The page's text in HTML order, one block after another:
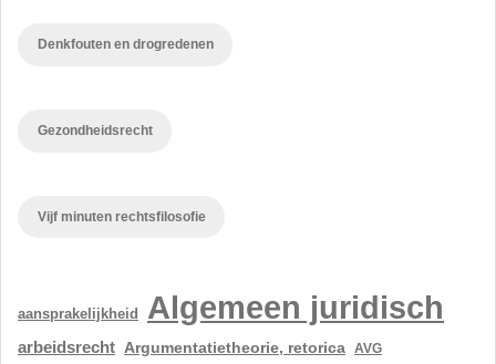
Denkfouten en drogredenen
Gezondheidsrecht
Vijf minuten rechtsfilosofie
aansprakelijkheid Algemeen juridisch
arbeidsrecht Argumentatietheorie, retorica AVG